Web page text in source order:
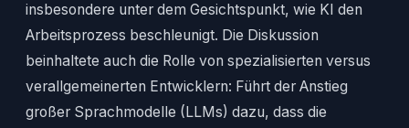
insbesondere unter dem Gesichtspunkt, wie KI den
Arbeitsprozess beschleunigt. Die Diskussion
beinhaltete auch die Rolle von spezialisierten versus
verallgemeinerten Entwicklern: Führt der Anstieg
großer Sprachmodelle (LLMs) dazu, dass die